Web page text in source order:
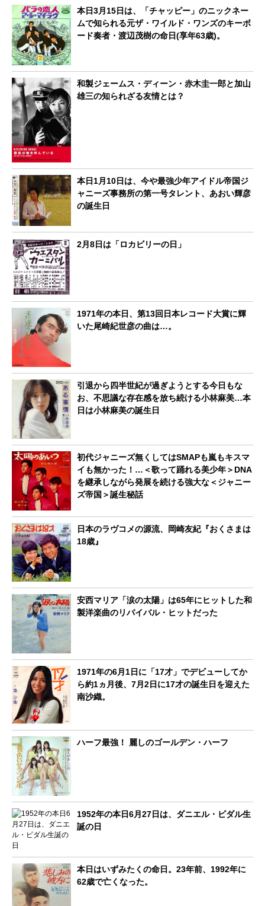
本日3月15日は、「チャッピー」のニックネー
ムで知られる元ザ・ワイルド・ワンズのキーボ
ード奏者・渡辺茂樹の命日(享年63歳)。
和製ジェームス・ディーン・赤木圭一郎と加山
雄三の知られざる友情とは？
本日1月10日は、今や最強少年アイドル帝国ジ
ャニーズ事務所の第一号タレント、あおい輝彦
の誕生日
2月8日は「ロカビリーの日」
1971年の本日、第13回日本レコード大賞に輝
いた尾崎紀世彦の曲は…。
引退から四半世紀が過ぎようとする今日もな
お、不思議な存在感を放ち続ける小林麻美…本
日は小林麻美の誕生日
初代ジャニーズ無くしてはSMAPも嵐もキスマ
イも無かった！…＜歌って踊れる美少年＞DNA
を継承しながら発展を続ける強大な＜ジャニー
ズ帝国＞誕生秘話
日本のラヴコメの源流、岡崎友紀『おくさまは
18歳』
安西マリア「涙の太陽」は65年にヒットした和
製洋楽曲のリバイバル・ヒットだった
1971年の6月1日に「17才」でデビューしてか
ら約1ヵ月後、7月2日に17才の誕生日を迎えた
南沙織。
ハーフ最強！ 麗しのゴールデン・ハーフ
1952年の本日6月27日は、ダニエル・ビダル生
誕の日
本日はいずみたくの命日。23年前、1992年に
62歳で亡くなった。